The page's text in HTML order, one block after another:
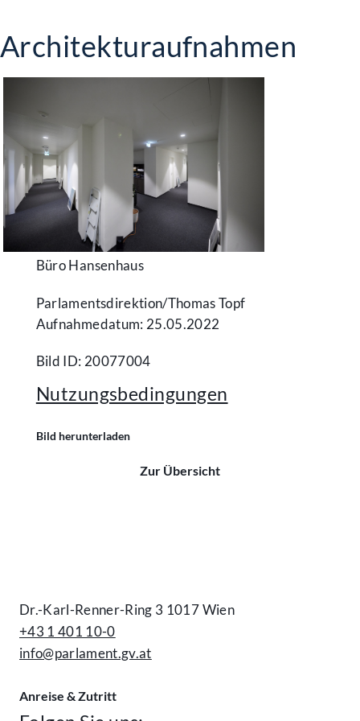
Architekturaufnahmen
Büro Hansenhaus
Parlamentsdirektion/​Thomas Topf
Aufnahmedatum: 25.05.2022
Bild ID: 20077004
Nutzungsbedingungen
Bild herunterladen
Zur Übersicht
Dr.-Karl-Renner-Ring 3 1017 Wien
+43 1 401 10-0
info@parlament.gv.at
Anreise & Zutritt